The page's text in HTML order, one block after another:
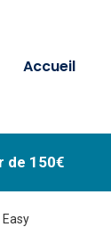
Accueil
de 150€